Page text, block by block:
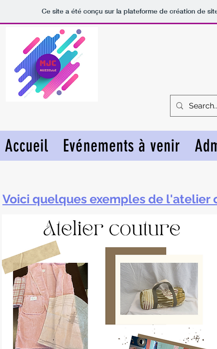
Ce site a été conçu sur la plateforme de création de
Accueil Evénements à venir
Voici quelques exemples de l'atelier